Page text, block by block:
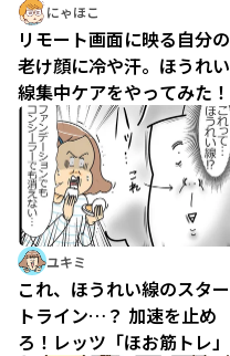
にゃほこ
リモート画面に映る自分の
老け顔に冷や汗。ほうれい
線集中ケアをやってみた！
ユキミ
これ、ほうれい線のスター
トライン…？ 加速を止め
ろ！レッツ「ほお筋トレ」